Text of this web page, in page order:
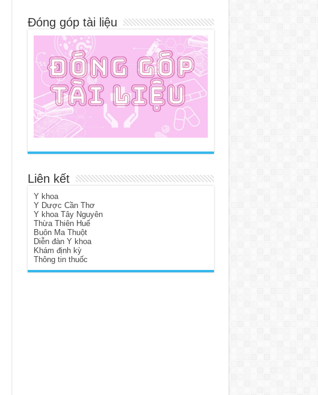
Đóng góp tài liệu
Liên kết
Y khoa
Y Dược Cần Thơ
Y khoa Tây Nguyên
Thừa Thiên Huế
Buôn Ma Thuột
Diễn đàn Y khoa
Khám định kỳ
Thông tin thuốc